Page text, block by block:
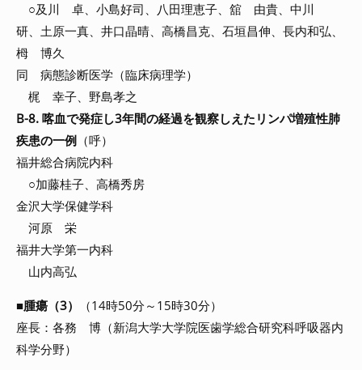
○及川 卓、小島好司、八田理恵子、舘 由貴、中川
研、土原一真、井口晶晴、高橋昌克、石垣昌伸、長内和弘、
栂 博久
同 病態診断医学（臨床病理学）
梶 幸子、野島孝之
B-8. 喀血で発症し3年間の経過を観察しえたリンパ増殖性肺
疾患の一例 （呼）
福井総合病院内科
○加藤桂子、高橋秀房
金沢大学保健学科
河原 栄
福井大学第一内科
山内高弘
■腫瘍（3）
（14時50分～15時30分）
座長：各務 博（新潟大学大学院医歯学総合研究科呼吸器内
科学分野）